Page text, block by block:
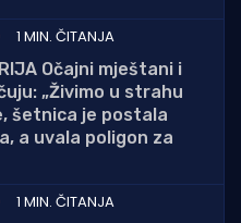
1 MIN. ČITANJA
Očajni mještani i
„Živimo u strahu
šetnica je postala
a uvala poligon za
1 MIN. ČITANJA